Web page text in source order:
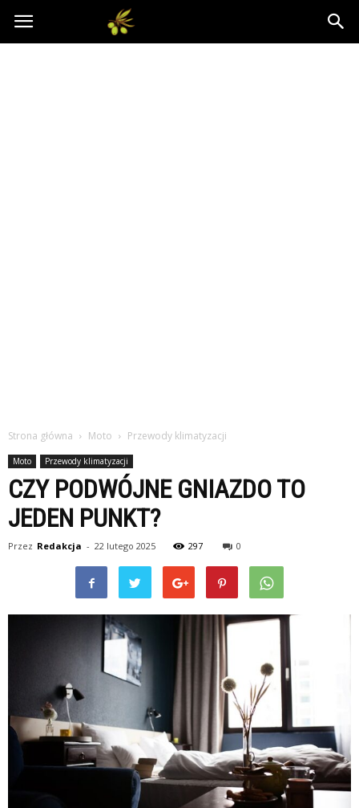
Oliwkowo.pl
Strona główna Moto Przewody klimatyzacji
Moto Przewody klimatyzacji
CZY PODWÓJNE GNIAZDO TO
JEDEN PUNKT?
Przez Redakcja - 22 lutego 2025 297 0